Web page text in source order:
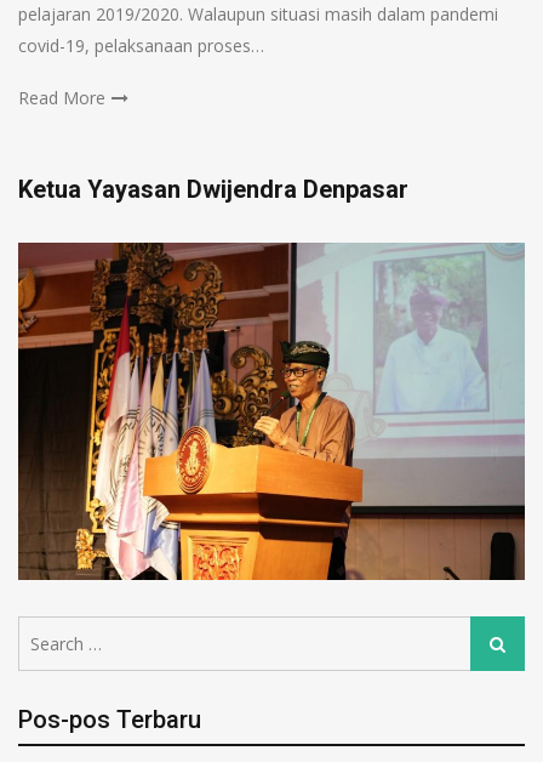
pelajaran 2019/2020. Walaupun situasi masih dalam pandemi
covid-19, pelaksanaan proses…
Read More
Ketua Yayasan Dwijendra Denpasar
Pos-pos Terbaru